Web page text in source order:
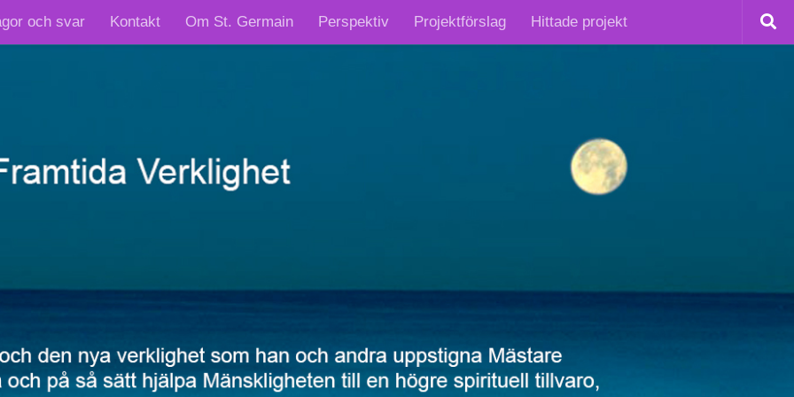
och svar Kontakt Om St. Germain Perspektiv Projektförslag Hittade projekt